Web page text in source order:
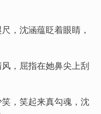
，沈涵蕴眨着眼睛，
，屈指在她鼻尖上刮
，笑起来真勾魂，沈